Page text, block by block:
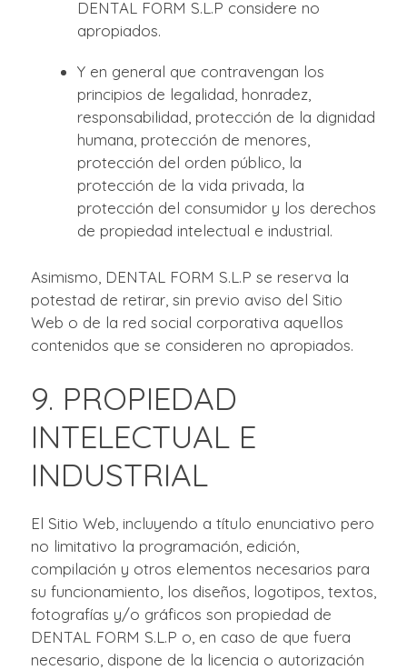
DENTAL FORM S.L.P considere no
apropiados.
Y en general que contravengan los
principios de legalidad, honradez,
responsabilidad, protección de la dignidad
humana, protección de menores,
protección del orden público, la
protección de la vida privada, la
protección del consumidor y los derechos
de propiedad intelectual e industrial.
Asimismo, DENTAL FORM S.L.P se reserva la
potestad de retirar, sin previo aviso del Sitio
Web o de la red social corporativa aquellos
contenidos que se consideren no apropiados.
9. PROPIEDAD
INTELECTUAL E
INDUSTRIAL
El Sitio Web, incluyendo a título enunciativo pero
no limitativo la programación, edición,
compilación y otros elementos necesarios para
su funcionamiento, los diseños, logotipos, textos,
fotografías y/o gráficos son propiedad de
DENTAL FORM S.L.P o, en caso de que fuera
necesario, dispone de la licencia o autorización